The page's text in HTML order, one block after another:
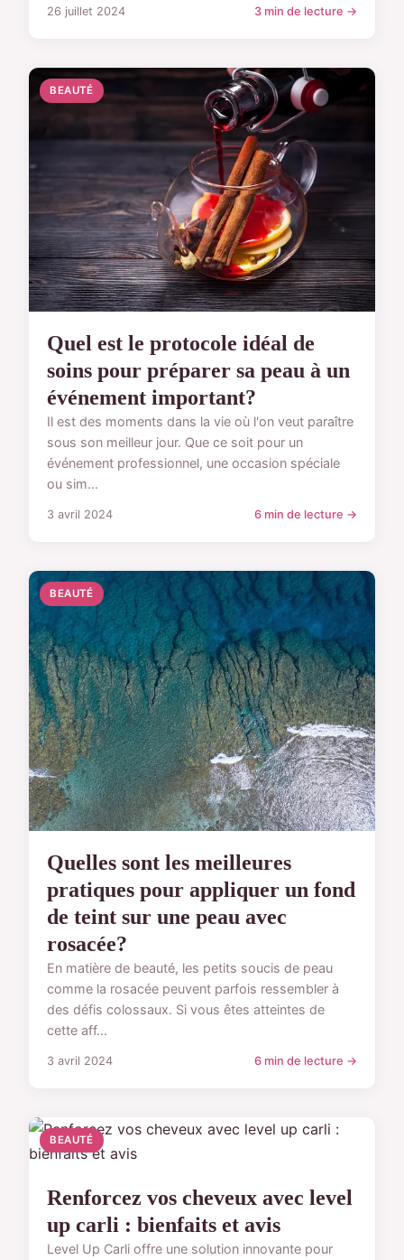
26 juillet 2024 3 min de lecture →
BEAUTÉ
Quel est le protocole idéal de
soins pour préparer sa peau à un
événement important?
Il est des moments dans la vie où l'on veut paraître
sous son meilleur jour. Que ce soit pour un
événement professionnel, une occasion spéciale
ou sim...
3 avril 2024 6 min de lecture →
BEAUTÉ
Quelles sont les meilleures
pratiques pour appliquer un fond
de teint sur une peau avec
rosacée?
En matière de beauté, les petits soucis de peau
comme la rosacée peuvent parfois ressembler à
des défis colossaux. Si vous êtes atteintes de
cette aff...
3 avril 2024 6 min de lecture →
BEAUTÉ
Renforcez vos cheveux avec level
up carli : bienfaits et avis
Level Up Carli offre une solution innovante pour